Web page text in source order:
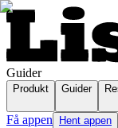
Guider
Produkt Guider
Få appen Hent appen